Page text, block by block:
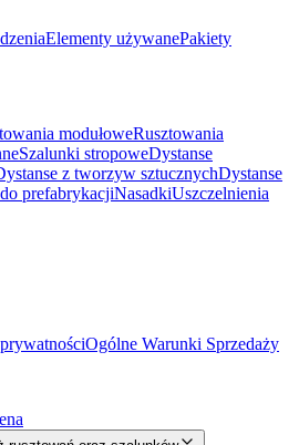
Elementy używanePakiety
modułoweRusztowania
Szalunki stropoweDystanse
z tworzyw sztucznychDystanse
prefabrykacjiNasadkiUszczelnienia
Ogólne Warunki Sprzedaży